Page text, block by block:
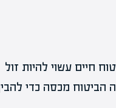
חיים עשוי להיות זול
הביטוח מכסה כדי